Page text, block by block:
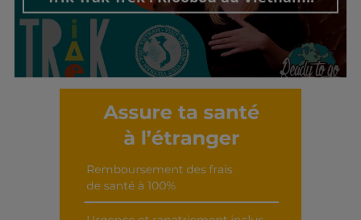
Découvrir cet interview